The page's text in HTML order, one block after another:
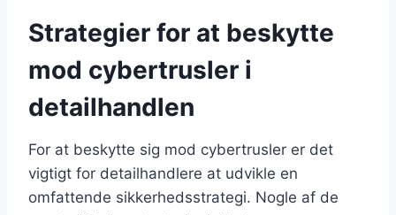
Strategier for at beskytte
mod cybertrusler i
detailhandlen
For at beskytte sig mod cybertrusler er det
vigtigt for detailhandlere at udvikle en
omfattende sikkerhedsstrategi. Nogle af de